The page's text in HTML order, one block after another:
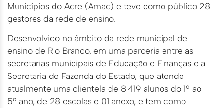
Municípios do Acre (Amac) e teve como público 28
gestores da rede de ensino.
Desenvolvido no âmbito da rede municipal de
ensino de Rio Branco, em uma parceria entre as
secretarias municipais de Educação e Finanças e a
Secretaria de Fazenda do Estado, que atende
atualmente uma clientela de 8.419 alunos do 1º ao
5º ano, de 28 escolas e 01 anexo, e tem como